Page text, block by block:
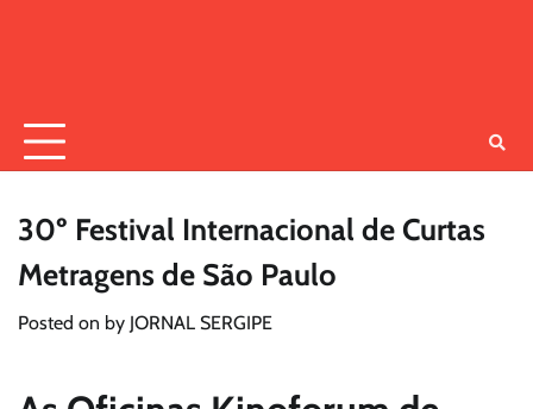
30º Festival Internacional de Curtas
Metragens de São Paulo
Posted on by JORNAL SERGIPE